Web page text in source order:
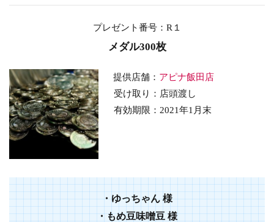
プレゼント番号：R１
メダル300枚
提供店舗： アピナ飯田店
受け取り：店頭渡し
有効期限：2021年1月末
・ゆっちゃん 様
・もめ豆味噌豆 様